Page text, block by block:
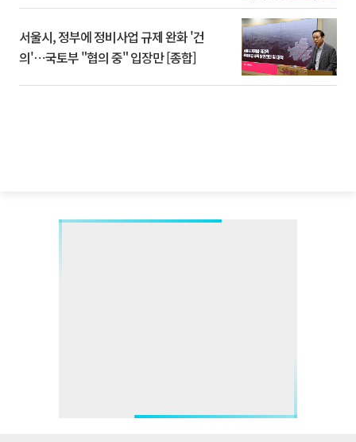
서울시, 정부에 정비사업 규제 완화 '건
의'⋯국토부 "협의 중" 입장만 [종합]